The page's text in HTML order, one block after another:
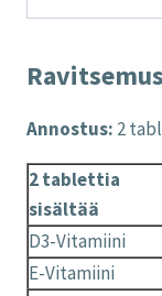
Annostus: 2
2 tablettia
sisältää
D3-Vitamiini
E-Vitamiini